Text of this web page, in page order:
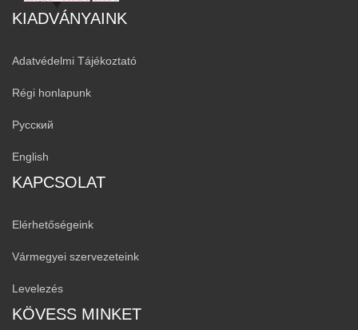
KIADVÁNYAINK
Adatvédelmi Tájékoztató
Régi honlapunk
Русский
English
KAPCSOLAT
Elérhetőségeink
Vármegyei szervezeteink
Levelezés
KÖVESS MINKET